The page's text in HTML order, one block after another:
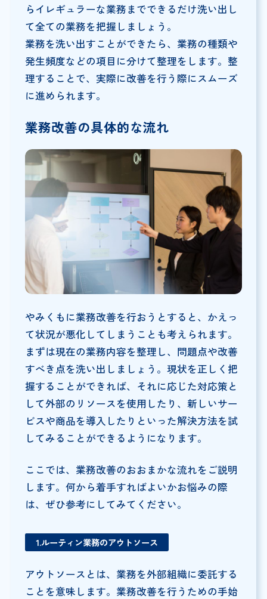
らイレギュラーな業務までできるだけ洗い出し
て全ての業務を把握しましょう。
業務を洗い出すことができたら、業務の種類や
発生頻度などの項目に分けて整理をします。整
理することで、実際に改善を行う際にスムーズ
に進められます。
業務改善の具体的な流れ
やみくもに業務改善を行おうとすると、かえっ
て状況が悪化してしまうことも考えられます。
まずは現在の業務内容を整理し、問題点や改善
すべき点を洗い出しましょう。現状を正しく把
握することができれば、それに応じた対応策と
して外部のリソースを使用したり、新しいサー
ビスや商品を導入したりといった解決方法を試
してみることができるようになります。
ここでは、業務改善のおおまかな流れをご説明
します。何から着手すればよいかお悩みの際
は、ぜひ参考にしてみてください。
1.ルーティン業務のアウトソース
アウトソースとは、業務を外部組織に委託する
ことを意味します。業務改善を行うための手始